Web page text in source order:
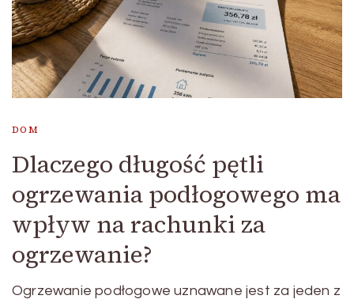
DOM
Dlaczego długość pętli
ogrzewania podłogowego ma
wpływ na rachunki za
ogrzewanie?
Ogrzewanie podłogowe uznawane jest za jeden z